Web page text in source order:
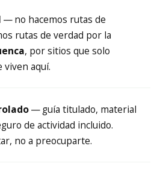
— no hacemos rutas de
rutas de verdad por la
, por sitios que solo
viven aquí.
— guía titulado, material
de actividad incluido.
no a preocuparte.